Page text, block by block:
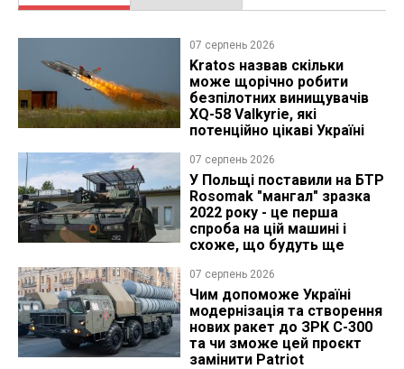
07 серпень 2026
Kratos назвав скільки
може щорічно робити
безпілотних винищувачів
XQ-58 Valkyrie, які
потенційно цікаві Україні
07 серпень 2026
У Польщі поставили на БТР
Rosomak "мангал" зразка
2022 року - це перша
спроба на цій машині і
схоже, що будуть ще
07 серпень 2026
Чим допоможе Україні
модернізація та створення
нових ракет до ЗРК С-300
та чи зможе цей проєкт
замінити Patriot